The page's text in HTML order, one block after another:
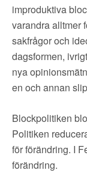
improduktiva
varandra alltmer
sakfrågor och
dagsformen,
nya
en och annan
Blockpolitiken
Politiken
för förändring. I
förändring.